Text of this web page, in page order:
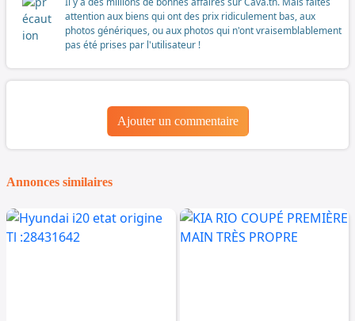
attention aux biens qui ont des prix ridiculement bas, aux
photos génériques, ou aux photos qui n'ont vraisemblablement
pas été prises par l'utilisateur !
Ajouter un commentaire
Annonces similaires